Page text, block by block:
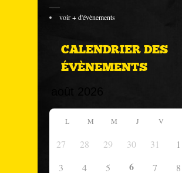
voir + d'évènements
CALENDRIER DES
ÉVÈNEMENTS
L M M J V
27 28 29 30 31 1
3
4 5 6 7 8